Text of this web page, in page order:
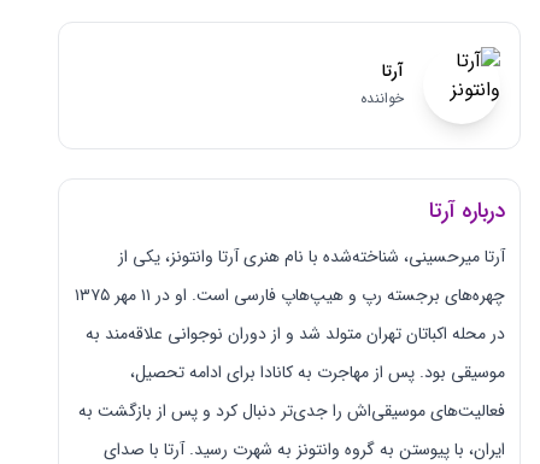
آرتا
خواننده
درباره آرتا
آرتا میرحسینی، شناخته‌شده با نام هنری آرتا وانتونز، یکی از
چهره‌های برجسته رپ و هیپ‌هاپ فارسی است. او در ۱۱ مهر ۱۳۷۵
در محله اکباتان تهران متولد شد و از دوران نوجوانی علاقه‌مند به
موسیقی بود. پس از مهاجرت به کانادا برای ادامه تحصیل،
فعالیت‌های موسیقی‌اش را جدی‌تر دنبال کرد و پس از بازگشت به
ایران، با پیوستن به گروه وانتونز به شهرت رسید. آرتا با صدای